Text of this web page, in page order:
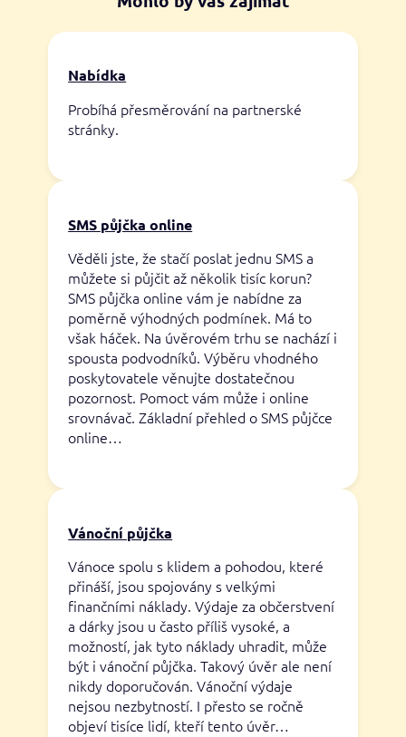
Nabídka
Probíhá přesměrování na partnerské
stránky.
SMS půjčka online
Věděli jste, že stačí poslat jednu SMS a
můžete si půjčit až několik tisíc korun?
SMS půjčka online vám je nabídne za
poměrně výhodných podmínek. Má to
však háček. Na úvěrovém trhu se nachází i
spousta podvodníků. Výběru vhodného
poskytovatele věnujte dostatečnou
pozornost. Pomoct vám může i online
srovnávač. Základní přehled o SMS půjčce
online…
Vánoční půjčka
Vánoce spolu s klidem a pohodou, které
přináší, jsou spojovány s velkými
finančními náklady. Výdaje za občerstvení
a dárky jsou u často příliš vysoké, a
možností, jak tyto náklady uhradit, může
být i vánoční půjčka. Takový úvěr ale není
nikdy doporučován. Vánoční výdaje
nejsou nezbytností. I přesto se ročně
objeví tisíce lidí, kteří tento úvěr…